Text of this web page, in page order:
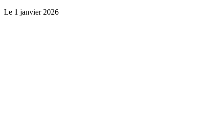
Le 1 janvier 2026